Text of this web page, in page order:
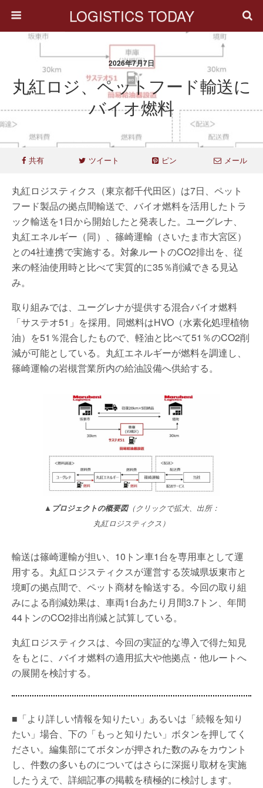
LOGISTICS TODAY
2026年7月7日
丸紅ロジ、ペットフード輸送に
バイオ燃料
共有 ツイート ピン メール
丸紅ロジスティクス（東京都千代田区）は7日、ペット
フード製品の拠点間輸送で、バイオ燃料を活用したトラ
ック輸送を1日から開始したと発表した。ユーグレナ、
丸紅エネルギー（同）、篠崎運輸（さいたま市大宮区）
との4社連携で実施する。対象ルートのCO2排出を、従
来の軽油使用時と比べて実質的に35％削減できる見込
み。
取り組みでは、ユーグレナが提供する混合バイオ燃料
「サステオ51」を採用。同燃料はHVO（水素化処理植物
油）を51％混合したもので、軽油と比べて51％のCO2削
減が可能としている。丸紅エネルギーが燃料を調達し、
篠崎運輸の岩槻営業所内の給油設備へ供給する。
▲プロジェクトの概要図（クリックで拡大、出所：
丸紅ロジスティクス）
輸送は篠崎運輸が担い、10トン車1台を専用車として運
用する。丸紅ロジスティクスが運営する茨城県坂東市と
境町の拠点間で、ペット商材を輸送する。今回の取り組
みによる削減効果は、車両1台あたり月間3.7トン、年間
44トンのCO2排出削減と試算している。
丸紅ロジスティクスは、今回の実証的な導入で得た知見
をもとに、バイオ燃料の適用拡大や他拠点・他ルートへ
の展開を検討する。
■「より詳しい情報を知りたい」あるいは「続報を知り
たい」場合、下の「もっと知りたい」ボタンを押してく
ださい。編集部にてボタンが押された数のみをカウント
し、件数の多いものについてはさらに深掘り取材を実施
したうえで、詳細記事の掲載を積極的に検討します。